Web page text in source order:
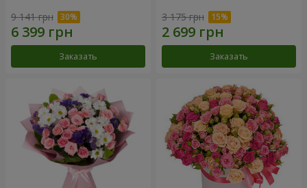
9 141 грн
Заказать
3 175 грн
Заказать